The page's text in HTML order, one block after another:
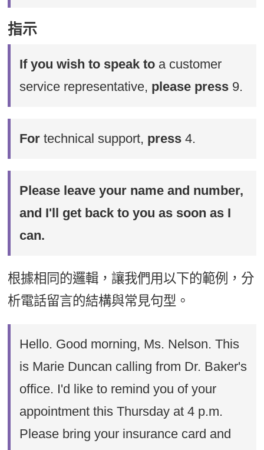
指示
If you wish to speak to a customer
service representative, please press 9.
For technical support, press4.
Please leave your name and number,
and I'll get back to you as soon as I
can.
根據相同的邏輯，讓我們用以下的範例，分
析電話留言的結構與常見句型。
Hello. Good morning, Ms. Nelson. This
is Marie Duncan calling from Dr. Baker's
office. I'd like to remind you of your
appointment this Thursday at 4 p.m.
Please bring your insurance card and